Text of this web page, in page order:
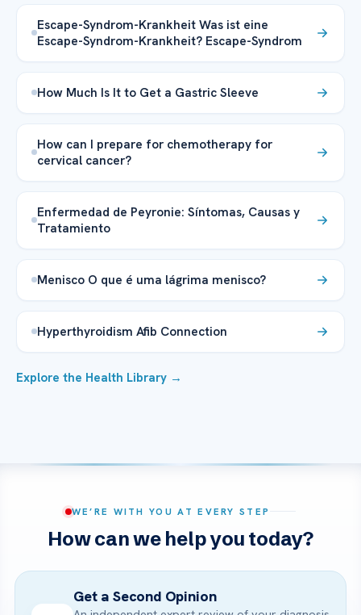
Escape-Syndrom-Krankheit Was ist eine
Escape-Syndrom-Krankheit? Escape-Syndrom
How Much Is It to Get a Gastric Sleeve
How can I prepare for chemotherapy for
cervical cancer?
Enfermedad de Peyronie: Síntomas, Causas y
Tratamiento
Menisco O que é uma lágrima menisco?
Hyperthyroidism Afib Connection
Explore the Health Library →
WE’RE WITH YOU AT EVERY STEP
How can we help you today?
Get a Second Opinion